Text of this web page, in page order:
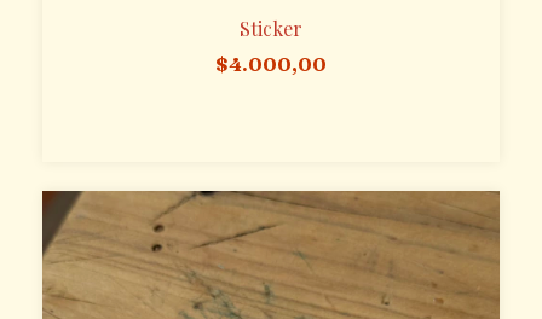
Sticker
$4.000,00